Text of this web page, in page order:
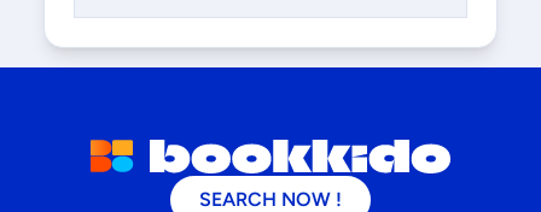
SEARCH NOW !